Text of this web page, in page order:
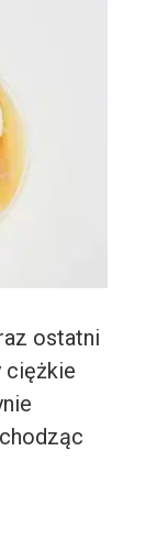
ostatni
ciężkie